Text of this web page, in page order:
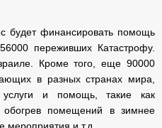
будет финансировать помощь
переживших Катастрофу.
Кроме того, еще 90000
в разных странах мира,
услуги и помощь, такие как
обогрев помещений в зимнее